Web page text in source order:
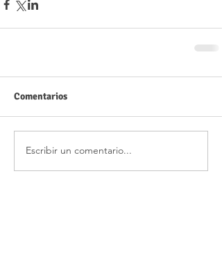
Comentarios
Escribir un comentario...